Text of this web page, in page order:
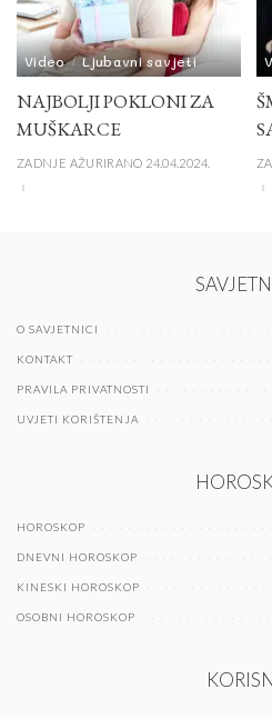
Video Ljubavni savjeti
NAJBOLJI POKLONI ZA
MUŠKARCE
ZADNJE AŽURIRANO 24.04.2024.
O SAVJETNICI
KONTAKT
PRAVILA PRIVATNOSTI
UVJETI KORIŠTENJA
HOROSKOP
DNEVNI HOROSKOP
KINESKI HOROSKOP
OSOBNI HOROSKOP